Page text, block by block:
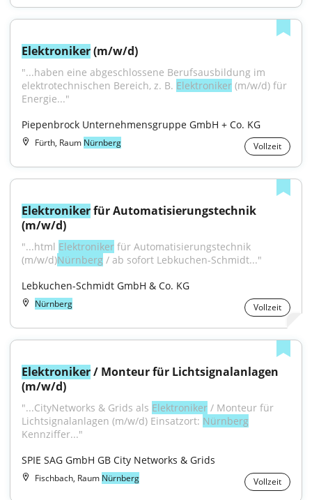
Elektroniker (m/w/d)
"...haben eine abgeschlossene Berufsausbildung im
elektrotechnischen Bereich, z. B. Elektroniker (m/w/d) für
Energie..."
Piepenbrock Unternehmensgruppe GmbH + Co. KG
Fürth, Raum Nürnberg Vollzeit
Elektroniker für Automatisierungstechnik
(m/w/d)
"...html Elektroniker für Automatisierungstechnik
(m/w/d)Nürnberg / ab sofort Lebkuchen-Schmidt..."
Lebkuchen-Schmidt GmbH & Co. KG
Nürnberg Vollzeit
Elektroniker / Monteur für Lichtsignalanlagen
(m/w/d)
"...CityNetworks & Grids als Elektroniker / Monteur für
Lichtsignalanlagen (m/w/d) Einsatzort: Nürnberg
Kennziffer..."
SPIE SAG GmbH GB City Networks & Grids
Fischbach, Raum Nürnberg Vollzeit